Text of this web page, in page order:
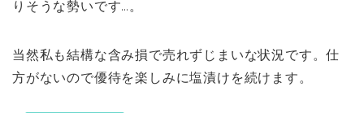
りそうな勢いです…。
当然私も結構な含み損で売れずじまいな状況です。仕
方がないので優待を楽しみに塩漬けを続けます。